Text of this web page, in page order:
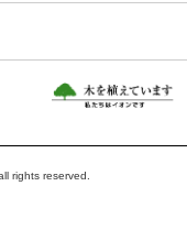
rights reserved.